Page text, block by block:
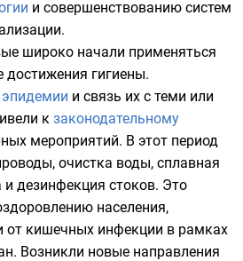
и совершенствованию систем
.
широко начали применяться
гигиены.
эпидемии и связь их с теми или
к законодательному
мероприятий. В этот период
, очистка воды, сплавная
и дезинфекция стоков. Это
населения,
от кишечных инфекции в рамках
Возникли новые направления